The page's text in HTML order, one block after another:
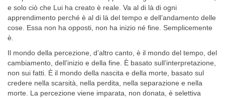
e solo ciò che Lui ha creato è reale. Va al di là di ogni
apprendimento perché è al di là del tempo e dell’andamento delle
cose. Essa non ha opposti, non ha inizio né fine. Semplicemente
è.
Il mondo della percezione, d’altro canto, è il mondo del tempo, del
cambiamento, dell’inizio e della fine. È basato sull’interpretazione,
non sui fatti. È il mondo della nascita e della morte, basato sul
credere nella scarsità, nella perdita, nella separazione e nella
morte. La percezione viene imparata, non donata, è selettiva